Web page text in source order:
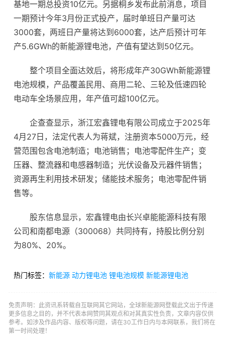
基地一期总投资10亿元。另据桐乡发布此前消息，项目
一期预计今年3月份正式投产，届时单班日产量可达
3000套，两班日产量将达到6000套，达产后预计可年
产5.6GWh的新能源锂电池，产值有望达到50亿元。
整个项目全面达效后，将形成年产30GWh新能源锂
电池规模，产品覆盖民用、商用二轮、三轮及低速四轮
电动车全场景应用，年产值可超100亿元。
企查查显示，浙江宏鑫锂电有限公司成立于2025年
4月27日，法定代表人为蒋斌，注册资本5000万元，经
营范围包含电池制造；电池销售；电池零配件生产；变
压器、整流器和电感器制造；光伏设备及元器件销售；
资源再生利用技术研发； 储能技术服务；电池零配件销
售等。
股东信息显示，宏鑫锂电由长兴卓能能源科技有限
公司和南都电源（300068）共同持有，持股比例分别
为80%、20%。
热门标签： 新能源 动力锂电池 锂电池规模 新能源锂电池
免责声明：此资讯系转载自互联网其它网站，全球新能源网登载此文出于传递
更多信息之目的，并不代表本网赞同其观点和对其真实性负责，文章内容仅供
参考。如涉及作品内容、版权等问题，请在30工作日内与本网联系，我们将在
第一时间处理！